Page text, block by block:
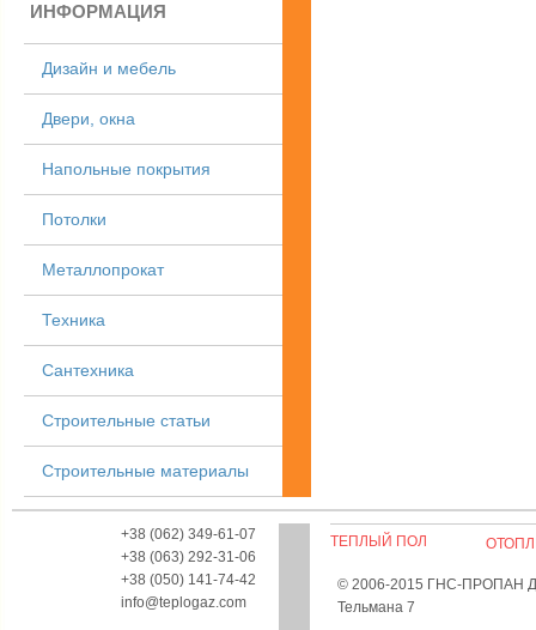
ИНФОРМАЦИЯ
Дизайн и мебель
Двери, окна
Напольные покрытия
Потолки
Металлопрокат
Техника
Сантехника
Строительные статьи
Строительные материалы
+38 (062) 349-61-07
+38 (063) 292-31-06
+38 (050) 141-74-42
info@teplogaz.com
ТЕПЛЫЙ ПОЛ
© 2006-2015 ГНС-ПРОПАН
Тельмана 7